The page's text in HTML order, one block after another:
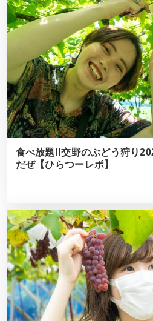
食べ放題!!交野のぶどう狩り
だぜ【ひらつーレポ】